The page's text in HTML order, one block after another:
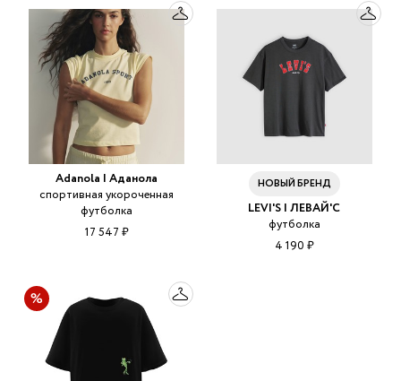
Adanola | Аданола
спортивная укороченная
футболка
17 547 ₽
НОВЫЙ БРЕНД
LEVI'S | ЛЕВАЙ'С
футболка
4 190 ₽